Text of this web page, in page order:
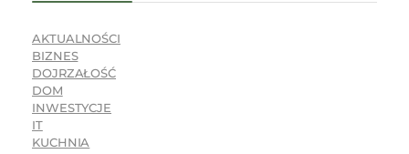
AKTUALNOŚCI
BIZNES
DOJRZAŁOŚĆ
DOM
INWESTYCJE
IT
KUCHNIA